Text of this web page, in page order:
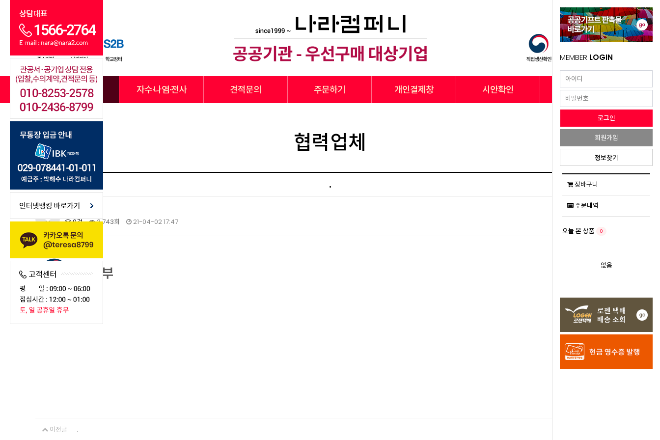
전체카테고리 자수·나염·전사 견적문의 주문하기 개인결제창 시안확인 납품사례
MEMBER LOGIN
회원가입
정보찾기
장바구니
주문내역
오늘 본 상품 0
없음
협력업체
.
0건
3,743회 21-04-02 17:47
이전글 .